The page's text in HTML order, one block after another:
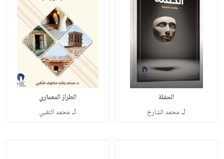
الحفلة
لـ محمد الشارخ
الطراز المعماري
لـ محمد النقبي